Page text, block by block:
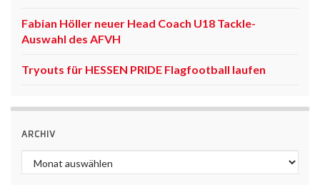
Fabian Höller neuer Head Coach U18 Tackle-
Auswahl des AFVH
Tryouts für HESSEN PRIDE Flagfootball laufen
ARCHIV
Archiv